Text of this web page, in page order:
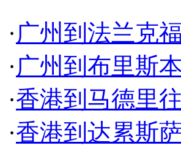
·广州到法兰克
·广州到布里斯
·香港到马德里
·香港到达累斯